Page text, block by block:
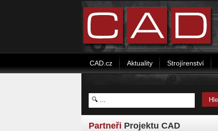
CAD.cz Aktuality Strojírenství
Partneři Projektu CAD